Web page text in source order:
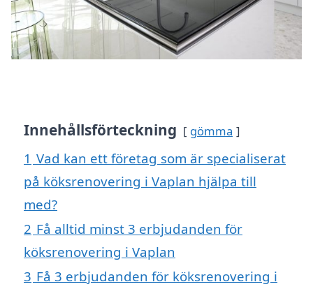
Innehållsförteckning gömma
1 Vad kan ett företag som är specialiserat
på köksrenovering i Vaplan hjälpa till
med?
2 Få alltid minst 3 erbjudanden för
köksrenovering i Vaplan
3 Få 3 erbjudanden för köksrenovering i